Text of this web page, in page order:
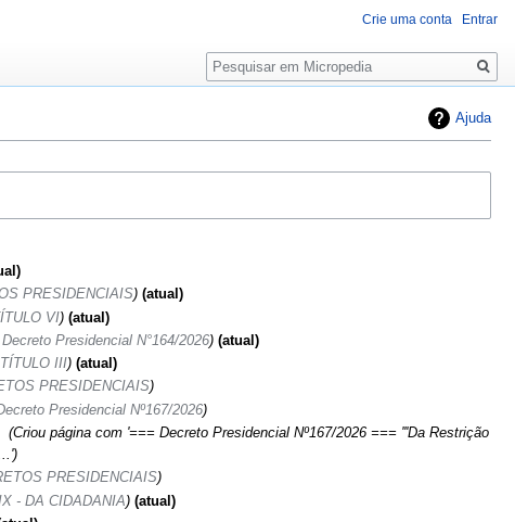
Ajuda
PRESIDENCIAIS
atual
VI
atual
Presidencial N°164/2026
atual
III
atual
PRESIDENCIAIS
Presidencial Nº167/2026
Criou página com '=== Decreto Presidencial Nº167/2026 === '''Da Restrição
PRESIDENCIAIS
- DA CIDADANIA
atual
Crie uma conta Entrar
Pesquisa